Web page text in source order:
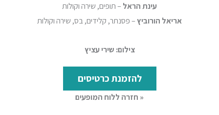
עינת הראל– תופים, שירה וקולות
אריאל הורוביץ– פסנתר, קלידים, בס, שירה וקולות
צילום: שירי עציץ
« חזרה ללוח המופעים
להזמנת כרטיסים